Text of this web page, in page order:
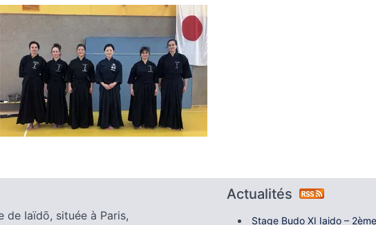
de Iaïdō, située à Paris,
Actualités
Stage Budo XI Iaido –